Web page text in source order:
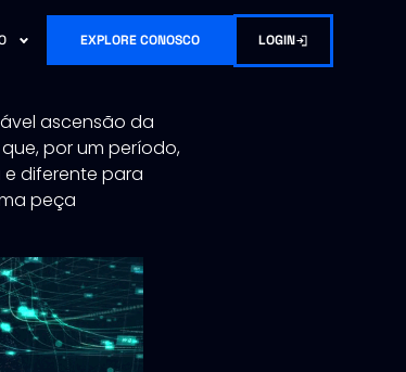
EXPLORE CONOSCO LOGIN
ascensão da
por um período,
diferente para
peça